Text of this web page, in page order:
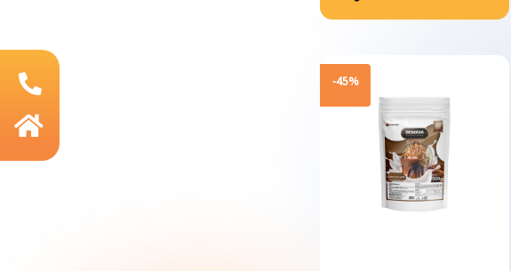
-45%